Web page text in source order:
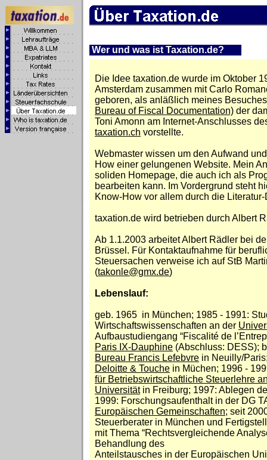
Wer und was ist Taxation.de?
Die Idee taxation.de wurde im Oktober
Amsterdam zusammen mit Carlo
geboren, als anläßlich meines
Bureau of Fiscal Documentation) der
Toni Amonn am Internet-Anschlusses
taxation.ch vorstellte.
Webmaster wissen um den Aufwand
How einer gelungenen Website. Mein
soliden Homepage, die auch ich als
bearbeiten kann. Im Vordergrund steht
Know-How vor allem durch die
taxation.de wird betrieben durch Albert
Ab 1.1.2003 arbeitet Albert Rädler bei
Brüssel. Für Kontaktaufnahme für
Steuersachen verweise ich auf StB
(takonle@gmx.de)
Lebenslauf:
geb. 1965 in München; 1985 - 1991:
Wirtschaftswissenschaften an der
Aufbaustudiengang “Fiscalité de
Paris IX-Dauphine (Abschluss: DESS);
Bureau Francis Lefebvre in Neuilly/
Deloitte & Touche in Müchen; 1996 -
für Betriebswirtschaftliche Steuerlehre
Universitätin Freiburg; 1997: Ablegen
1999: Forschungsaufenthalt in der DG
Europäischen Gemeinschaften; seit
Steuerberater in München und
mit Thema “Rechtsvergleichende
Behandlung des
Anteilstausches in der Europäischen